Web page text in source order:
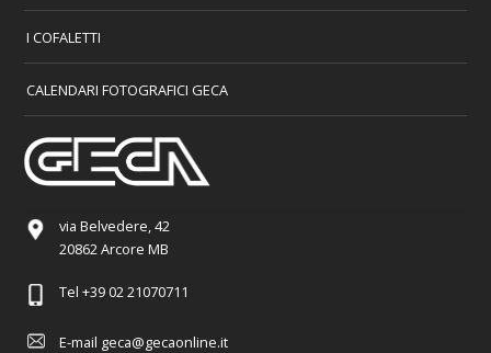
I COFALETTI
CALENDARI FOTOGRAFICI GECA
via Belvedere, 42
20862 Arcore MB
Tel +39 02 21070711
E-mail geca@gecaonline.it